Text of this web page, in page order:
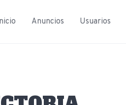
Anuncios Usuarios